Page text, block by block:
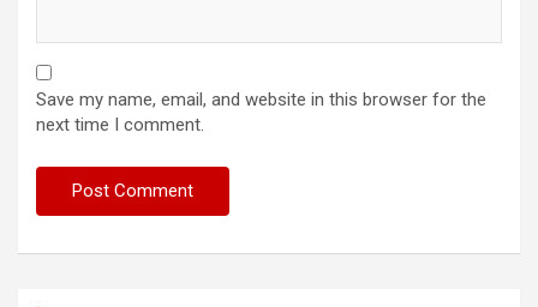
Save my name, email, and website in this browser for the
next time I comment.